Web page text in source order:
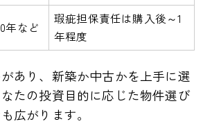
年など
瑕疵担保責任は購入後～1
年程度
あり、新築か中古かを上手に選
たの投資目的に応じた物件選び
広がります。